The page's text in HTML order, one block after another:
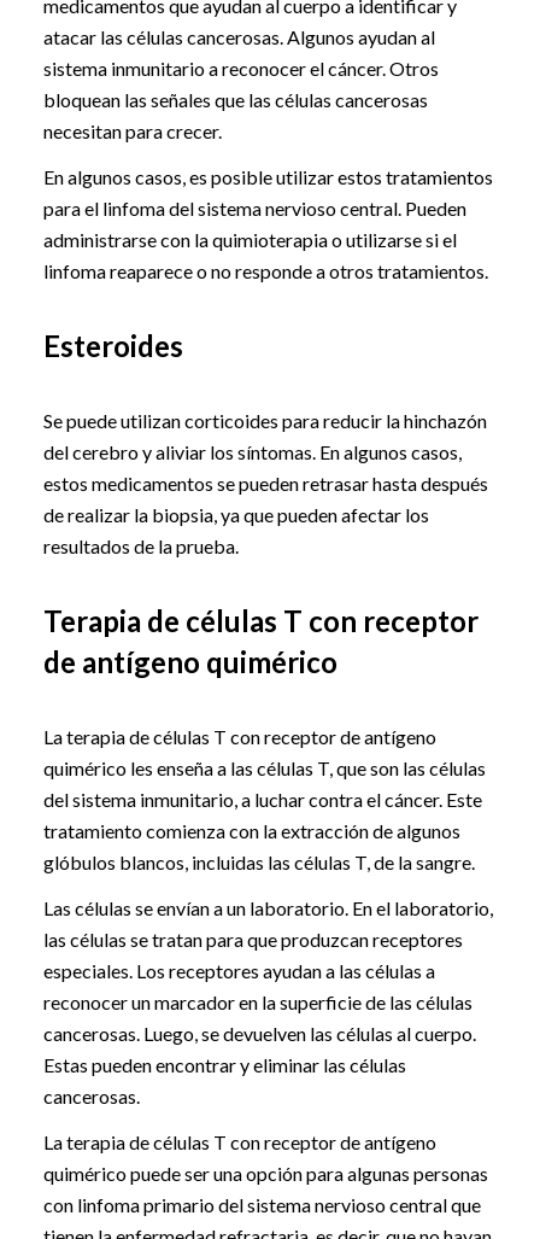
medicamentos que ayudan al cuerpo a identificar y
atacar las células cancerosas. Algunos ayudan al
sistema inmunitario a reconocer el cáncer. Otros
bloquean las señales que las células cancerosas
necesitan para crecer.
En algunos casos, es posible utilizar estos tratamientos
para el linfoma del sistema nervioso central. Pueden
administrarse con la quimioterapia o utilizarse si el
linfoma reaparece o no responde a otros tratamientos.
Esteroides
Se puede utilizan corticoides para reducir la hinchazón
del cerebro y aliviar los síntomas. En algunos casos,
estos medicamentos se pueden retrasar hasta después
de realizar la biopsia, ya que pueden afectar los
resultados de la prueba.
Terapia de células T con receptor
de antígeno quimérico
La terapia de células T con receptor de antígeno
quimérico les enseña a las células T, que son las células
del sistema inmunitario, a luchar contra el cáncer. Este
tratamiento comienza con la extracción de algunos
glóbulos blancos, incluidas las células T, de la sangre.
Las células se envían a un laboratorio. En el laboratorio,
las células se tratan para que produzcan receptores
especiales. Los receptores ayudan a las células a
reconocer un marcador en la superficie de las células
cancerosas. Luego, se devuelven las células al cuerpo.
Estas pueden encontrar y eliminar las células
cancerosas.
La terapia de células T con receptor de antígeno
quimérico puede ser una opción para algunas personas
con linfoma primario del sistema nervioso central que